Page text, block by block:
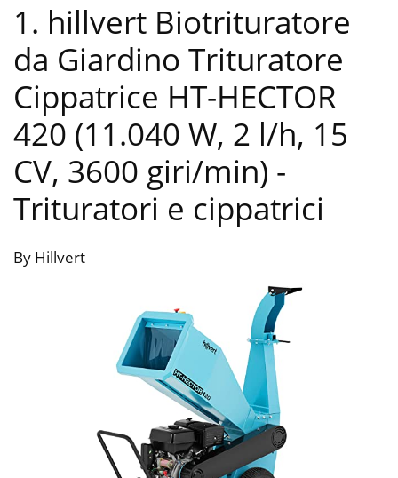
1. hillvert Biotrituratore
da Giardino Trituratore
Cippatrice HT-HECTOR
420 (11.040 W, 2 l/h, 15
CV, 3600 giri/min) -
Trituratori e cippatrici
By Hillvert